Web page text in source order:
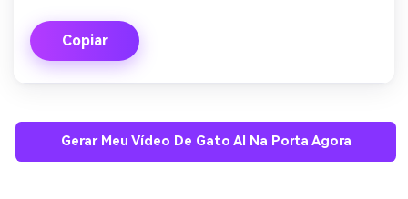
Copiar
Gerar Meu Vídeo De Gato AI Na Porta Agora